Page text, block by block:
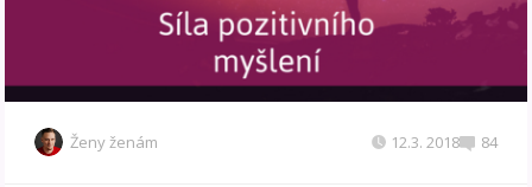
Ženy ženám 12.3. 2018 84